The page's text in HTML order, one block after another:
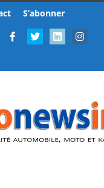
S’abonner